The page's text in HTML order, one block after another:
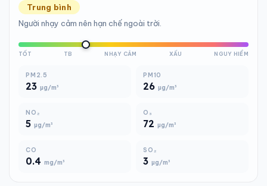
Trung bình
Người nhạy cảm nên hạn chế ngoài trời.
TỐT TB NHẠY CẢM XẤU NGUY HIỂM
PM2.5
23 µg/m³
PM10
26 µg/m³
NO₂
5 µg/m³
O₃
72 µg/m³
CO
0.4 mg/m³
SO₂
3 µg/m³